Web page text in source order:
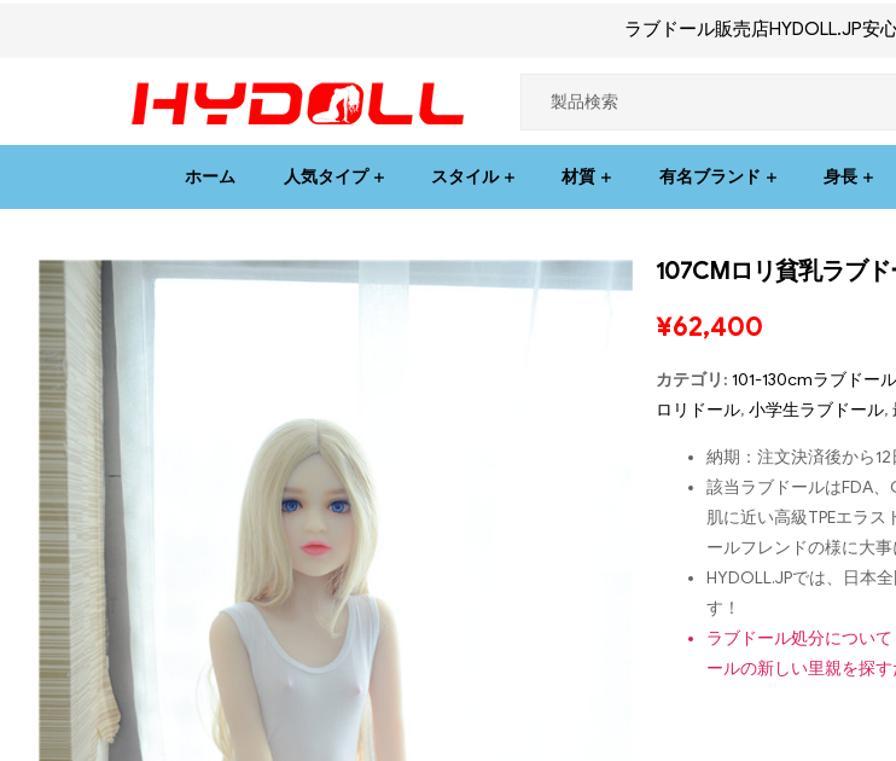
ラブドール販売店HYDOLL.JP安
ホーム 人気タイプ スタイル 材質 有名ブランド 身長
107CMロリ貧乳ラブ
¥62,400
カテゴリ: 101-130cmラブドール
ロリドール, 小学生ラブドール,
納期：注文決済後から12
該当ラブドールはFDA
肌に近い高級TPEエラ
ールフレンドの様に大
HYDOLL.JPでは、日本
す！
ラブドール処分について
ールの新しい里親を探